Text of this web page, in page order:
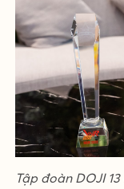
Tập đoàn DOJI